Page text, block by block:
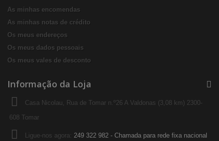
As minhas encomendas
As minhas notas de crédito
Os meus endereços
Os meus dados pessoais
Os meus vales de desconto
Informação da Loja
Casa Nicolau, Rua de Tomar n.º26 A Valdonas (3,08 km) 2300-
608 Tomar
Ligue-nos agora: 249 322 982 - Chamada para rede fixa nacional